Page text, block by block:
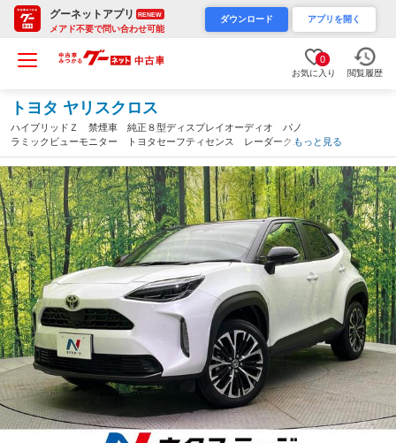
グーネットアプリ RENEW
メアド不要で問い合わせ可能
ダウンロード アプリを開く
0
お気に入り 閲覧履歴
トヨタ ヤリスクロス
ハイブリッドＺ 禁煙車 純正８型ディスプレイオーディオ パノ
ラミックビューモニター トヨタセーフティセンス レーダークル
ーズコントロール フルセグ ＡＰＰＬＥＣＡＲＰＬＡＹ Ｂｌｕ
ｅｔｏｏｔｈ ＥＴＣ（愛媛県）
もっと見る